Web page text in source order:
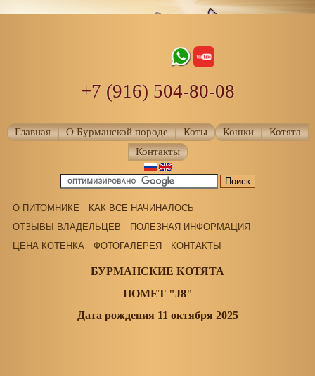
+7 (916) 504-80-08
Главная О Бурманской породе Коты Кошки
Котята
Контакты
О ПИТОМНИКЕ
КАК ВСЕ НАЧИНАЛОСЬ
ОТЗЫВЫ ВЛАДЕЛЬЦЕВ
ПОЛЕЗНАЯ ИНФОРМАЦИЯ
ЦЕНА КОТЕНКА
ФОТОГАЛЕРЕЯ КОНТАКТЫ
БУРМАНСКИЕ КОТЯТА
ПОМЕТ "J8"
Дата рождения 11 октября 2025